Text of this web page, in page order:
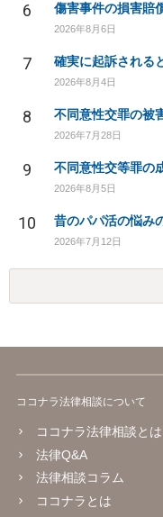
6 傷害事件の損害賠
2026年8月6日
7 確実に起訴される
2026年8月4日
8 不同意性交罪の被
2026年7月28日
9 不同意性交等罪の
2026年8月5日
10 昔のパパ活の悩み
2026年7月12日
ココナラ法律相談について
ココナラ法律相談とは
法律Q&A
法律相談コラム
ココナラとは